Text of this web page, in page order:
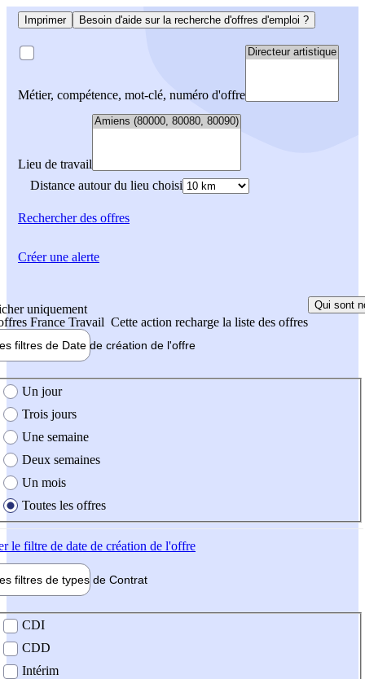
Imprimer Besoin d'aide sur la recherche d'offres d'emploi ?
Métier, compétence, mot-clé, numéro d'offre
Lieu de travail
Distance autour du lieu choisi
Rechercherdes offres
uniquement
France Travail Cette action recharge la liste des offres
Qui sont
filtres de Date de création de l'offre
création de l'offre
Un jour
Trois jours
Une semaine
Deux semaines
Un mois
Toutes les offres
le filtre de date de création de l'offre
filtres de types de Contrat
contrat
CDI
CDD
Intérim
Créer une alerte